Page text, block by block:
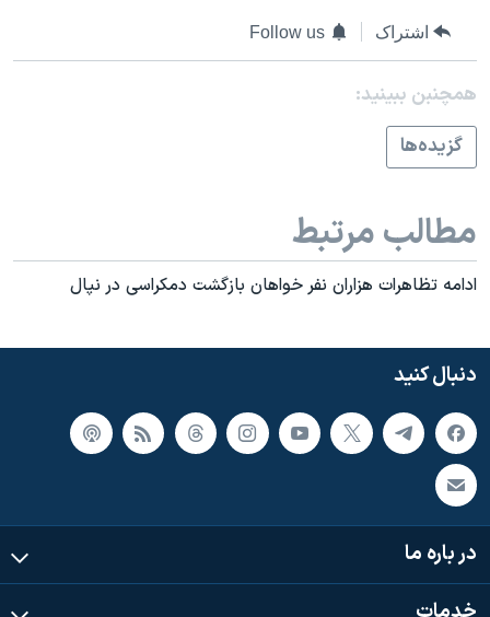
اعتراضات مردمی آبان ۹۸
اسرائیل در جنگ
نرگس محمدی برنده جایزه نوبل صلح
صفحه‌های ویژه
سفر پرزیدنت ترامپ به چین
اشتراک Follow us
همچنبن ببینید:
گزيده‌ها
مطالب مرتبط
ادامه تظاهرات هزاران نفر خواهان بازگشت دمکراسی در نپال
دنبال کنید
در باره ما